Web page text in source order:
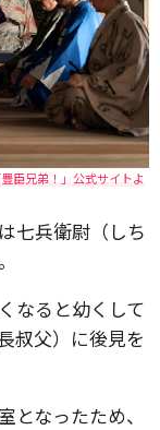
臣兄弟！」公式サイトよ
七兵衛尉（しち
なると幼くして
叔父）に後見を
なったため、